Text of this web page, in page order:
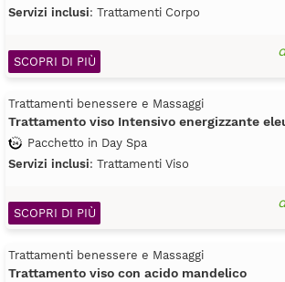
Servizi inclusi: Trattamenti Corpo
SCOPRI DI PIÙ
Trattamenti benessere e Massaggi
Trattamento viso Intensivo energizzante
Pacchetto in Day Spa
Servizi inclusi: Trattamenti Viso
SCOPRI DI PIÙ
Trattamenti benessere e Massaggi
Trattamento viso con acido mandelico